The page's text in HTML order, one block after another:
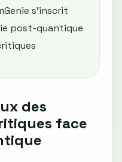
s’inscrit
post-quantique
des
face